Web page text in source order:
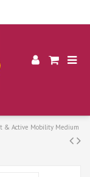
& Active Mobility Medium